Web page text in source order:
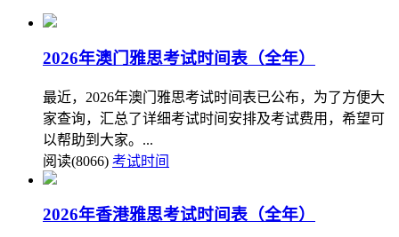
2026年澳门雅思考试时间表（全年）
最近，2026年澳门雅思考试时间表已公布，为了方便大
家查询，汇总了详细考试时间安排及考试费用，希望可
以帮助到大家。...
阅读(8066) 考试时间
2026年香港雅思考试时间表（全年）